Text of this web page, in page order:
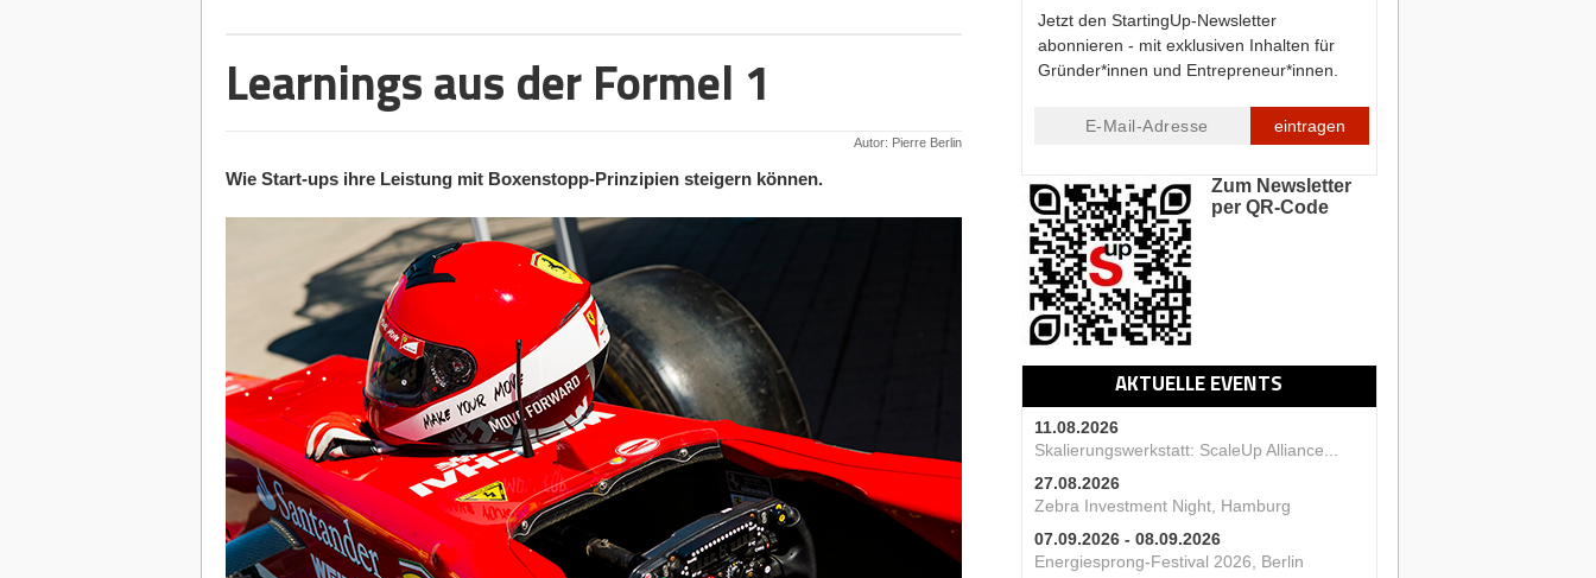
Jetzt den StartingUp-Newsletter
abonnieren - mit exklusiven Inhalten für
Gründer*innen und Entrepreneur*innen.
eintragen
Zum Newsletter
per QR-Code
AKTUELLE EVENTS
11.08.2026
Skalierungswerkstatt: ScaleUp Alliance...
27.08.2026
Zebra Investment Night, Hamburg
07.09.2026 - 08.09.2026
Energiesprong-Festival 2026, Berlin
Learnings aus der Formel 1
Autor: Pierre Berlin
Wie Start-ups ihre Leistung mit Boxenstopp-Prinzipien steigern können.